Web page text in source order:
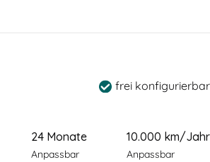
frei konfigurierbar
24 Monate
Anpassbar
10.000 km/Jahr
Anpassbar